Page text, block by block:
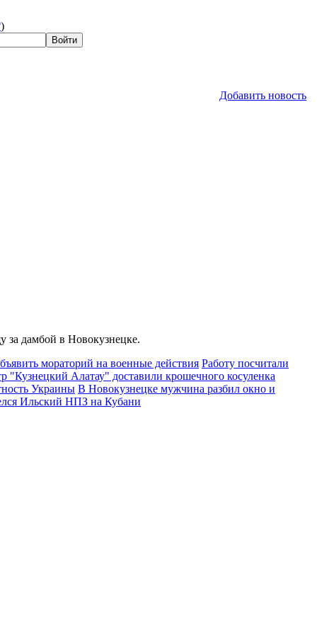
)
Добавить новость
за дамбой в Новокузнецке.
мораторий на военные действия Работу посчитали
"Кузнецкий Алатау" доставили крошечного косуленка
Украины В Новокузнецке мужчина разбил окно и
Ильский НПЗ на Кубани